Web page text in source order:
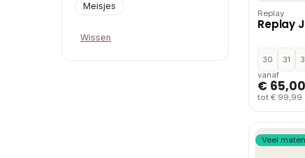
Meisjes
Wissen
Replay
Replay
30 31
vanaf
€ 65,00
tot € 99,99
Veel maten